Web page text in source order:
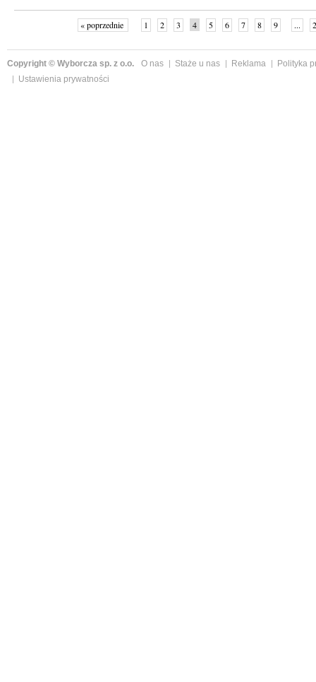
« poprzednie 1 2 3 4 5 6 7 8 9 ...
Copyright © Wyborcza sp. z o.o. O nas Staże u nas Reklama
Polityka
Ustawienia prywatności